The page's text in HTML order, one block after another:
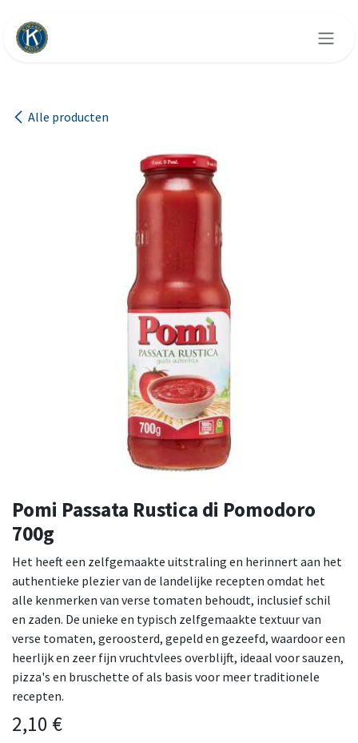
Alle producten
Pomi Passata Rustica di Pomodoro
700g
Het heeft een zelfgemaakte uitstraling en herinnert aan het
authentieke plezier van de landelijke recepten omdat het
alle kenmerken van verse tomaten behoudt, inclusief schil
en zaden. De unieke en typisch zelfgemaakte textuur van
verse tomaten, geroosterd, gepeld en gezeefd, waardoor een
heerlijk en zeer fijn vruchtvlees overblijft, ideaal voor sauzen,
pizza's en bruschette of als basis voor meer traditionele
recepten.
2,10 €